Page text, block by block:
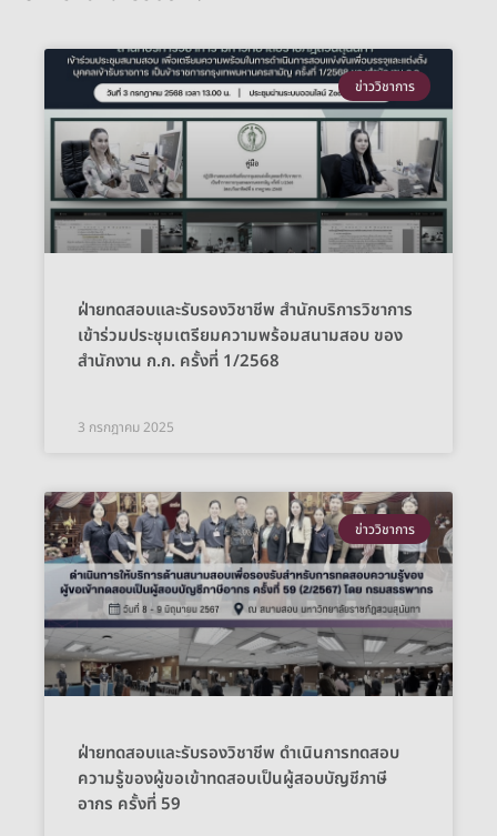
ข่าววิชาการ
ฝ่ายทดสอบและรับรองวิชาชีพ สำนักบริการวิชาการ
เข้าร่วมประชุมเตรียมความพร้อมสนามสอบ ของ
สำนักงาน ก.ก. ครั้งที่ 1/2568
3 กรกฎาคม 2025
ข่าววิชาการ
ฝ่ายทดสอบและรับรองวิชาชีพ ดำเนินการทดสอบ
ความรู้ของผู้ขอเข้าทดสอบเป็นผู้สอบบัญชีภาษี
อากร ครั้งที่ 59